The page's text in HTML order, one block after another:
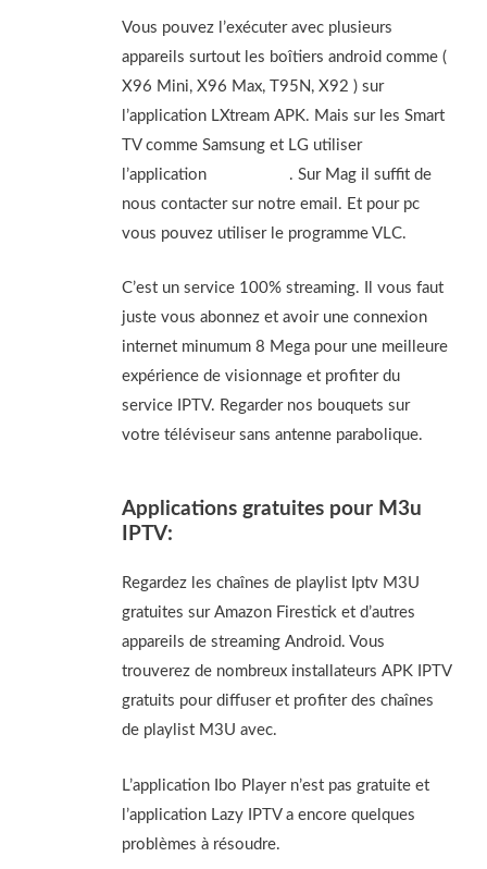
Vous pouvez l’exécuter avec plusieurs
appareils surtout les boîtiers android comme (
X96 Mini, X96 Max, T95N, X92 ) sur
l’application LXtream APK. Mais sur les Smart
TV comme Samsung et LG utiliser
l’application
. Sur Mag il suffit de
nous contacter sur notre email. Et pour pc
vous pouvez utiliser le programme VLC.
C’est un service 100% streaming. Il vous faut
juste vous abonnez et avoir une connexion
internet minumum 8 Mega pour une meilleure
expérience de visionnage et profiter du
service IPTV. Regarder nos bouquets sur
votre téléviseur sans antenne parabolique.
Applications gratuites pour M3u
IPTV:
Regardez les chaînes de playlist Iptv M3U
gratuites sur Amazon Firestick et d’autres
appareils de streaming Android. Vous
trouverez de nombreux installateurs APK IPTV
gratuits pour diffuser et profiter des chaînes
de playlist M3U avec.
L’application Ibo Player n’est pas gratuite et
l’application Lazy IPTV a encore quelques
problèmes à résoudre.